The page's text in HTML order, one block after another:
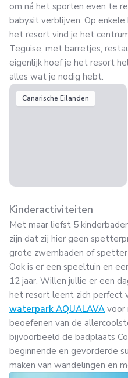
om ná het sporten even te
babysit verblijven. Op
het resort vind je het
Teguise, met barretjes,
eigenlijk hoef je het resort
alles wat je nodig hebt.
Canarische Eilanden
Kinderactiviteiten
Met maar liefst 5
zijn dat zij hier geen
grote zwembaden of
Ook is er een speeltuin en
12 jaar. Willen jullie er een
het resort leent zich perfect
waterpark AQUALAVA voor
beoefenen van de
bijvoorbeeld de badplaats
beginnende en gevorderde
maken van wandelingen en